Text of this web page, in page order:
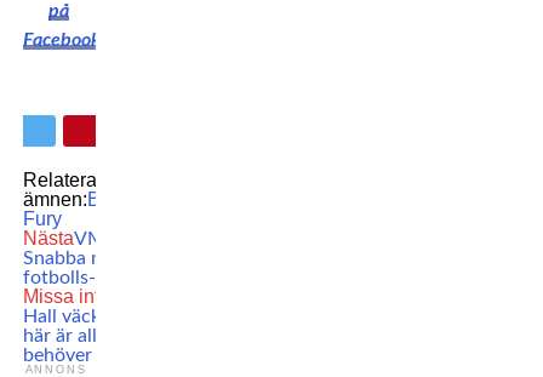
på
Facebook
Relaterade
ämnen:Boxing
Fury
NästaVM-kollen:
Snabba nyheter från
fotbolls-VM
Missa inte
Hall väcker frågor –
här är allt du
behöver veta
ANNONS